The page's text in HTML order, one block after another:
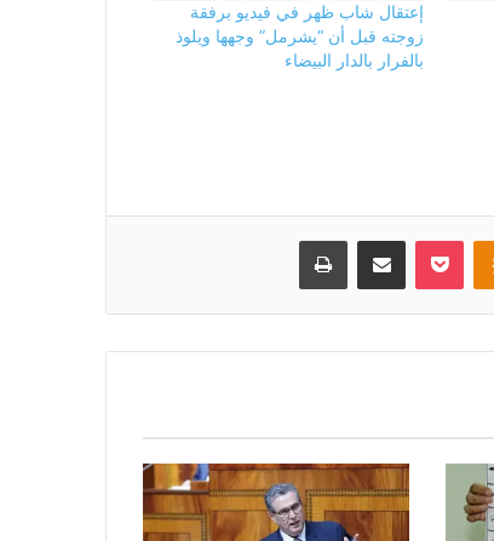
إعتقال شاب ظهر في فيديو برفقة
زوجته قبل أن “يشرمل” وجهها ويلوذ
بالفرار بالدار البيضاء
Odnoklassniki
بوكيت مشاركة عبر البريد طباعة